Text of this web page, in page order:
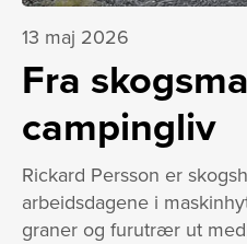
13 maj 2026
Fra
campingliv
Rickard Persson er
arbeidsdagene i
graner og furutrær ut